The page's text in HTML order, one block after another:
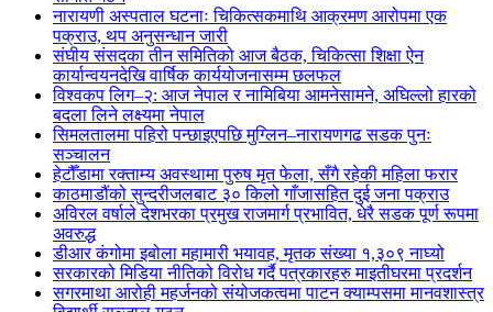
नारायणी अस्पताल घटनाः चिकित्सकमाथि आक्रमण आरोपमा एक
पक्राउ, थप अनुसन्धान जारी
संघीय संसदका तीन समितिको आज बैठक, चिकित्सा शिक्षा ऐन
कार्यान्वयनदेखि वार्षिक कार्ययोजनासम्म छलफल
विश्वकप लिग–२: आज नेपाल र नामिबिया आमनेसामने, अघिल्लो हारको
बदला लिने लक्ष्यमा नेपाल
सिमलतालमा पहिरो पन्छाइएपछि मुग्लिन–नारायणगढ सडक पुनः
सञ्चालन
हेटौँडामा रक्ताम्य अवस्थामा पुरुष मृत फेला, सँगै रहेकी महिला फरार
काठमाडौंको सुन्दरीजलबाट ३० किलो गाँजासहित दुई जना पक्राउ
अविरल वर्षाले देशभरका प्रमुख राजमार्ग प्रभावित, धेरै सडक पूर्ण रूपमा
अवरुद्ध
डीआर कंगोमा इबोला महामारी भयावह, मृतक संख्या १,३०९ नाघ्यो
सरकारको मिडिया नीतिको विरोध गर्दै पत्रकारहरु माइतीघरमा प्रदर्शन
सगरमाथा आरोही महर्जनको संयोजकत्वमा पाटन क्याम्पसमा मानवशास्त्र